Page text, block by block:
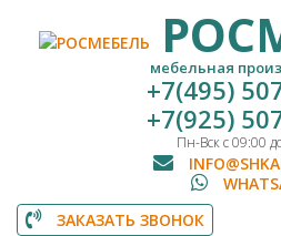
мебельная
+7(495)
+7(925)
Пн-Вск с 09:00
ЗАКАЗАТЬ ЗВОНОК